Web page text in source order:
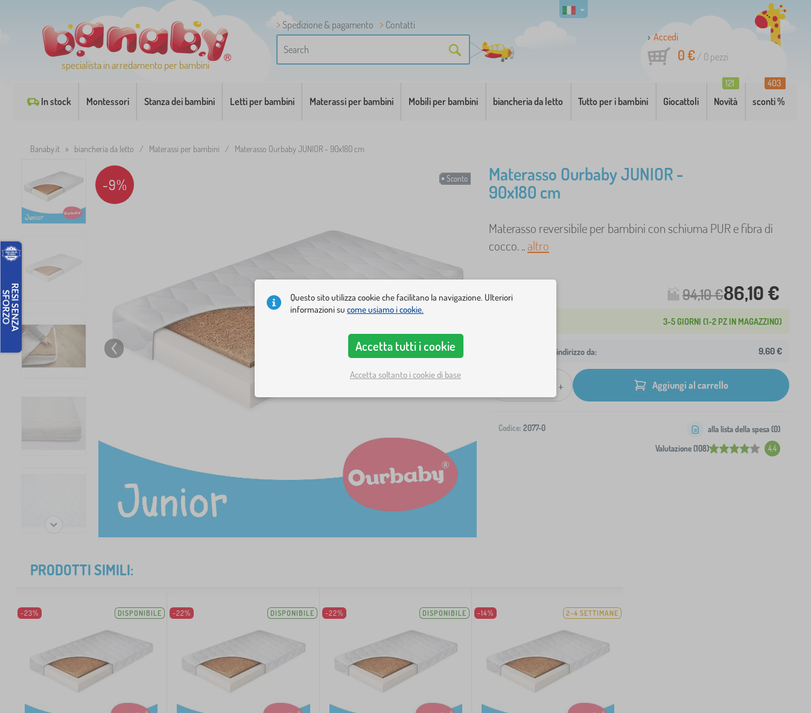
specialista in arredamento per bambini
Spedizione & pagamento
Contatti
Accedi
0 €/ 0 pezzi
In stock Montessori Stanza dei bambini Letti per bambini Materassi per bambini Mobili per bambini biancheria da letto Tutto per i bambini Giocattoli Novità
121
sconti %
403
Banaby.it » biancheria da letto / Materassi per bambini / Materasso Ourbaby JUNIOR - 90x180 cm
Sconto
-9%
Materasso Ourbaby JUNIOR -
90x180 cm
Materasso reversibile per bambini con schiuma PUR e fibra di
cocco. ..altro
94,10 €86,10 €
3-5 GIORNI (1-2 PZ IN MAGAZZINO)
Spedizione al tuo indirizzo da: 9,60 €
+ Aggiungi al carrello
Codice: 2077-0
Valutazione (108) 4.4
alla lista della spesa (0)
PRODOTTI SIMILI:
-23% DISPONIBILE -22% DISPONIBILE -22% DISPONIBILE -14% 2-4 SETTIMANE
Questo sito utilizza cookie che facilitano la navigazione. Ulteriori
informazioni su come usiamo i cookie.
Accetta tutti i cookie
Accetta soltanto i cookie di base